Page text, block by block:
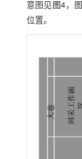
意图见 图4 ，
位置。